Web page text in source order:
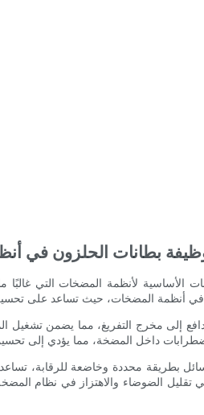
بطانات الحلزون في
لأنظمة المضخات التي غالبًا ما
إلى مخرج التفريغ، مما يضمن
بطريقة محددة وخاضعة للرقابة،
تقليل الضوضاء والاهتزاز في نظام